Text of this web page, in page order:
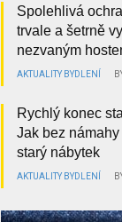
Spolehlivá
trvale a šetrně
nezvaným
AKTUALITY BYDLENÍ
Rychlý konec
Jak bez
starý nábytek
AKTUALITY BYDLENÍ